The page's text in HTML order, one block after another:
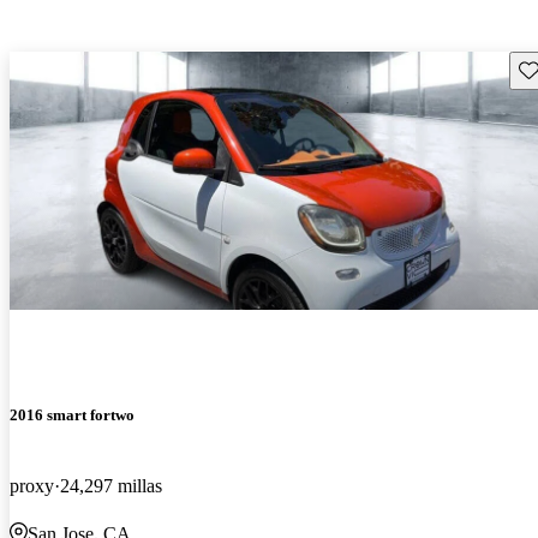
2016 smart fortwo
proxy 24,297 millas